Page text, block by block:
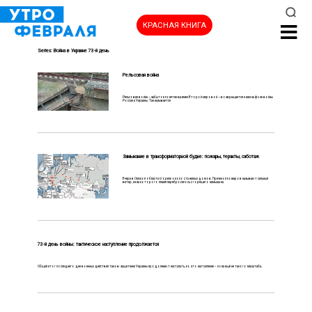
КРАСНАЯ КНИГА
НОВОСТИ
Series: Война в Украине 73-й день
Рельсовая война
Рельсовая война — забытое понятие времен Второй мировой — возвращается к нам на фоне войны
России и Украины. Так называется
Замыкание в трансформаторной будке: пожары, теракты, саботаж
Вчера в Омской области сгорели около ста жилых домов. Причиной пожаров называют сильный
ветер, из-за которого пламя перебросилось с горящего камыша на
73-й день войны: тактическое наступление продолжается
Общий итог последнего дня военных действий таков: защитники Украины продолжают наступать, но это наступление – пока ещё не такого масштаба,